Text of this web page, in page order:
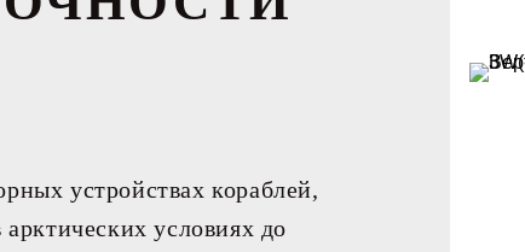
К РЕЗУЛЬТАТАМ
устройствах кораблей,
условиях до